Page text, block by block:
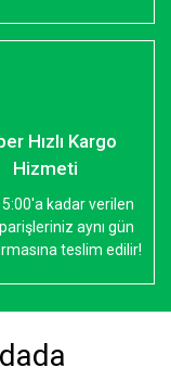
Hızlı Kargo
Hizmeti
kadar verilen
aynı gün
teslim edilir!